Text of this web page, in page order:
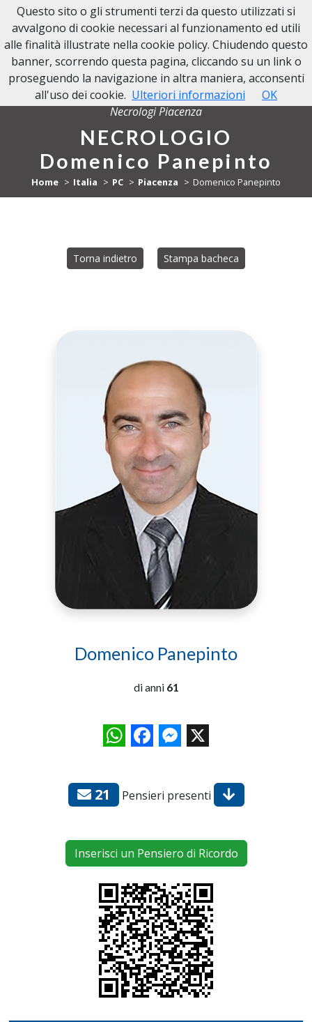
NECROLOGI PIACENZA
Necrologi Piacenza
NECROLOGIO
Domenico Panepinto
Home Italia PC Piacenza Domenico Panepinto
Torna indietro Stampa bacheca
Domenico Panepinto
di anni 61
WhatsAppFacebookMessenger
X
21 Pensieri presenti
Inserisci un Pensiero di Ricordo
Questo sito o gli strumenti terzi da questo utilizzati si
avvalgono di cookie necessari al funzionamento ed utili
alle finalità illustrate nella cookie policy. Chiudendo questo
banner, scorrendo questa pagina, cliccando su un link o
proseguendo la navigazione in altra maniera, acconsenti
all'uso dei cookie. Ulteriori informazioni OK